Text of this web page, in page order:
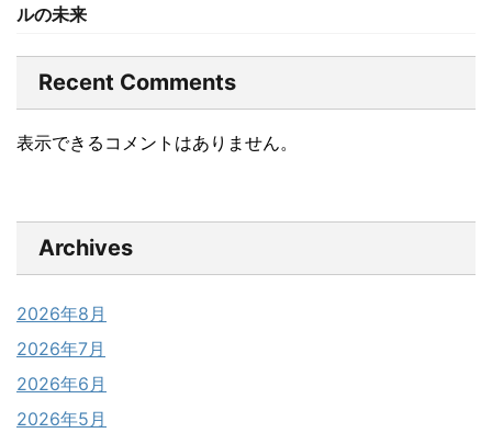
ルの未来
Recent Comments
表示できるコメントはありません。
Archives
2026年8月
2026年7月
2026年6月
2026年5月